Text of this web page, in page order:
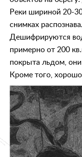
Реки шириной 20-
снимках
Дешифрируются
примерно от 200
покрыта льдом,
Кроме того,